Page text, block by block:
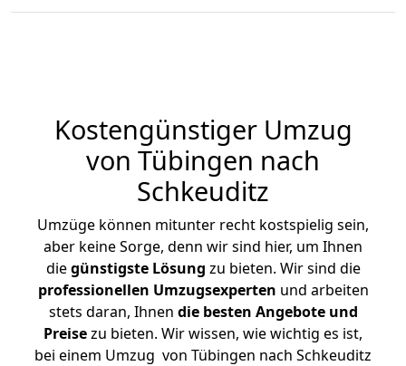
Kostengünstiger Umzug
von Tübingen nach
Schkeuditz
Umzüge können mitunter recht kostspielig sein,
aber keine Sorge, denn wir sind hier, um Ihnen
diegünstigste Lösung zu bieten. Wir sind die
professionellen Umzugsexperten und arbeiten
stets daran, Ihnen die besten Angebote und
Preisezu bieten. Wir wissen, wie wichtig es ist,
bei einem Umzug von Tübingen nach Schkeuditz